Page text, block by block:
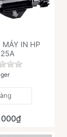
này.
IN HP
Chưa có đánh giá